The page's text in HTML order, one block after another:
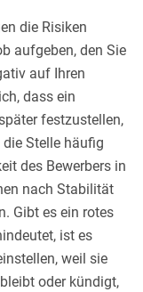
die Risiken
aufgeben, den Sie
auf Ihren
dass ein
festzustellen,
Stelle häufig
des Bewerbers in
nach Stabilität
Gibt es ein rotes
ist es
weil sie
oder kündigt,